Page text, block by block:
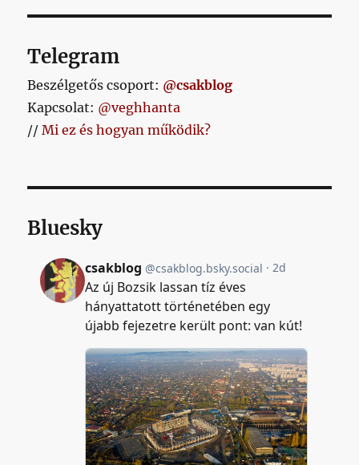
Telegram
Beszélgetős csoport: @csakblog
Kapcsolat: @veghhanta
//Mi ez és hogyan működik?
Bluesky